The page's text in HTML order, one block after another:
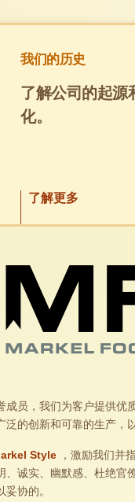
我们的历史
了解公司的起源
化。
了解更多
成员，我们为客户提供优
的创新和可靠的生产，
Style ，激励我们并
诚实、幽默感、杜绝官
协的。